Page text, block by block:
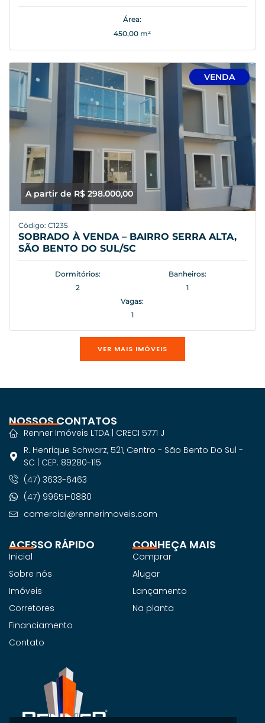
Área:
450,00 m²
A partir de R$ 298.000,00
VENDA
Código: C1235
SOBRADO À VENDA – BAIRRO SERRA ALTA,
SÃO BENTO DO SUL/SC
Dormitórios:
2
Banheiros:
1
Vagas:
1
VER MAIS IMÓVEIS
ACESSO RÁPIDO
Inicial
Sobre nós
Imóveis
Corretores
Financiamento
Contato
CONHEÇA MAIS
Comprar
Alugar
Lançamento
Na planta
NOSSOS CONTATOS
Renner Imóveis LTDA | CRECI 5771 J
R. Henrique Schwarz, 521, Centro - São Bento Do Sul -
SC | CEP: 89280-115
(47) 3633-6463
(47) 99651-0880
comercial@rennerimoveis.com